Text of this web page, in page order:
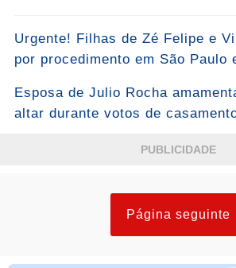
Urgente! Filhas de Zé Felipe e
por procedimento em São Paulo
atenção”...Ver mais
Esposa de Julio Rocha
altar durante votos de
PUBLICIDADE
Página seguinte